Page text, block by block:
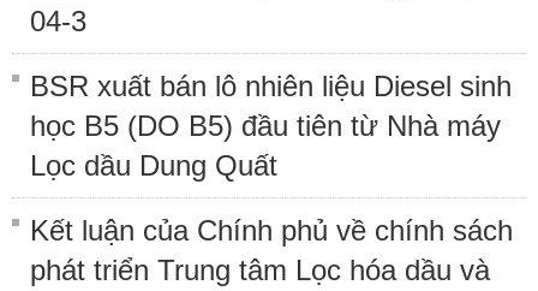
04-3
BSR xuất bán lô nhiên liệu Diesel sinh
học B5 (DO B5) đầu tiên từ Nhà máy
Lọc dầu Dung Quất
Kết luận của Chính phủ về chính sách
phát triển Trung tâm Lọc hóa dầu và